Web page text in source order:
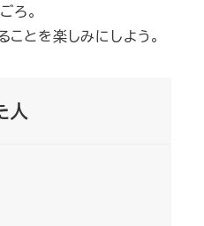
ろ。
とを楽しみにしよう。
人